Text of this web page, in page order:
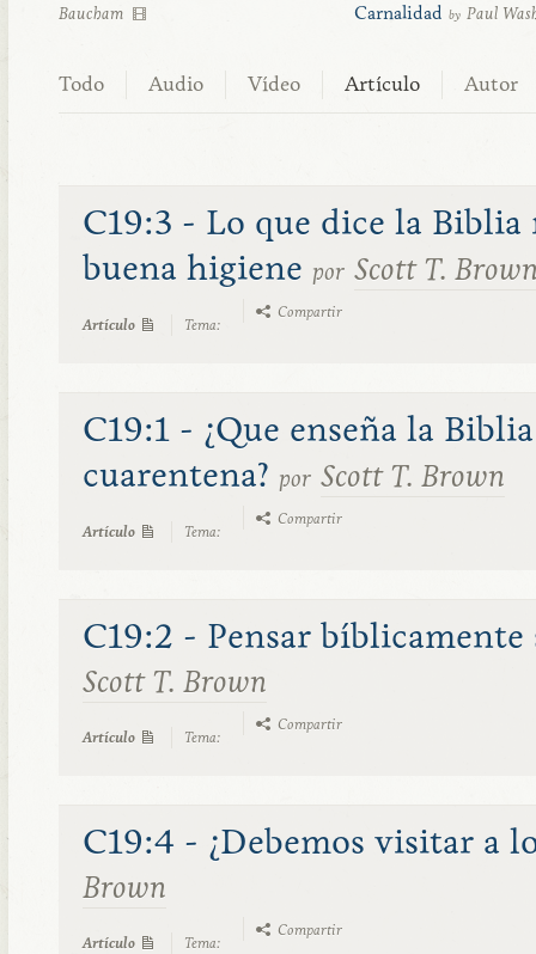
Baucham
Carnalidad by Paul
Todo Audio Vídeo Artículo Autor
C19:3 - Lo que dice la
buena higiene por Scott T.
Artículo Tema:
Compartir
C19:1 - ¿Que enseña la
cuarentena? por Scott T. Brown
Artículo Tema:
Compartir
C19:2 - Pensar
Scott T. Brown
Artículo Tema:
Compartir
C19:4 - ¿Debemos visitar a
Brown
Artículo Tema:
Compartir